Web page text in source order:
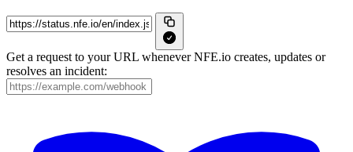
Get a request to your URL whenever NFE.io creates, updates or
resolves an incident: